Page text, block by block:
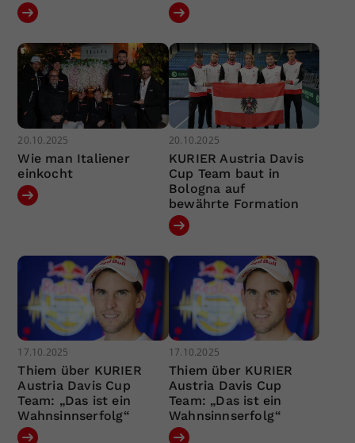
20.10.2025
Wie man Italiener
einkocht
20.10.2025
KURIER Austria Davis
Cup Team baut in
Bologna auf
bewährte Formation
17.10.2025
Thiem über KURIER
Austria Davis Cup
Team: „Das ist ein
Wahnsinnserfolg“
17.10.2025
Thiem über KURIER
Austria Davis Cup
Team: „Das ist ein
Wahnsinnserfolg“